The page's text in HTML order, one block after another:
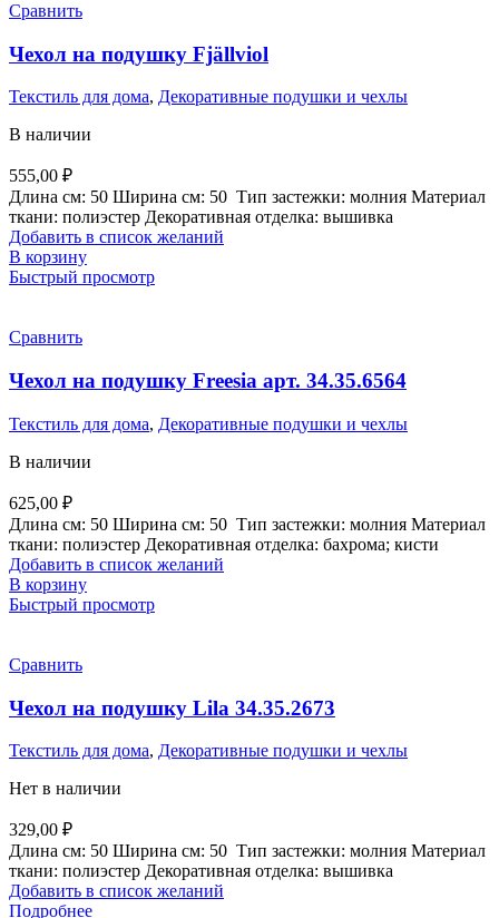
Сравнить
Чехол на подушку Fjällviol
Текстиль для дома, Декоративные подушки и чехлы
В наличии
555,00 ₽
Длина см: 50 Ширина см: 50 Тип застежки: молния Материал
ткани: полиэстер Декоративная отделка: вышивка
Добавить в список желаний
В корзину
Быстрый просмотр
Сравнить
Чехол на подушку Freesia арт. 34.35.6564
Текстиль для дома, Декоративные подушки и чехлы
В наличии
625,00 ₽
Длина см: 50 Ширина см: 50 Тип застежки: молния Материал
ткани: полиэстер Декоративная отделка: бахрома; кисти
Добавить в список желаний
В корзину
Быстрый просмотр
Сравнить
Чехол на подушку Lila 34.35.2673
Текстиль для дома, Декоративные подушки и чехлы
Нет в наличии
329,00 ₽
Длина см: 50 Ширина см: 50 Тип застежки: молния Материал
ткани: полиэстер Декоративная отделка: вышивка
Добавить в список желаний
Подробнее